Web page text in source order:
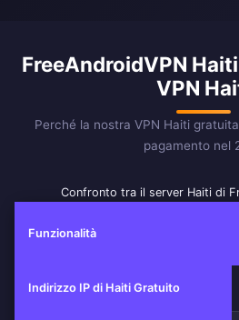
FreeAndroidVPN
VPN
Perché la nostra VPN Haiti
pagamento nel
Confronto tra il server Haiti di
Funzionalità
Indirizzo IP di Haiti Gratuito